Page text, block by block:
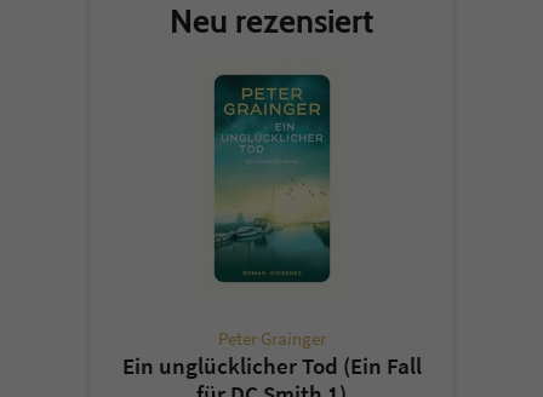
Neu rezensiert
Peter Grainger
Ein unglücklicher Tod (Ein Fall